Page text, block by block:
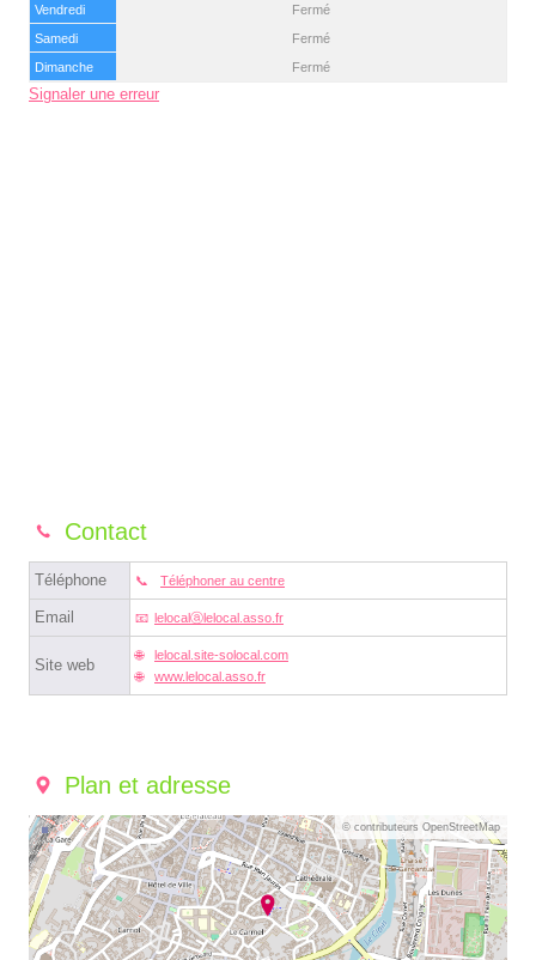
Vendredi
Fermé
Samedi
Fermé
Dimanche
Fermé
Signaler une erreur
Contact
Téléphone Téléphoner au centre
Email lelocalⓐlelocal.asso.fr
Site web
lelocal.site-solocal.com
www.lelocal.asso.fr
Plan et adresse
© contributeurs OpenStreetMap